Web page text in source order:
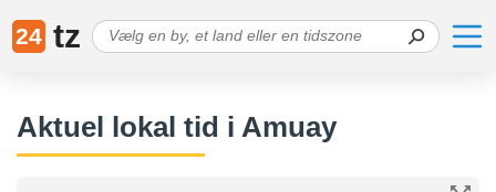
24 tz
Aktuel lokal tid i Amuay